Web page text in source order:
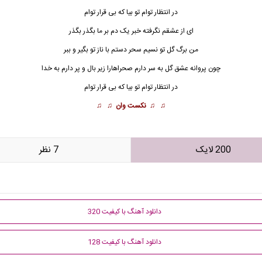
در انتظار توام تو بیا که بی قرار توام
ای از عشقم نگرفته خبر یک دم بر ما بگذر بگذر
من برگ گل تو نسیمسحر دستم با ناز تو بگیر و ببر
چون پروانه عشق گل به سر دارم صحراهارا زیر بال و پر دارم به خدا
در انتظار توام تو بیا که بی قرار توام
♫ ♫ نکست وان ♫ ♫
200 لایک 7 نظر
دانلود آهنگ با کیفیت 320
دانلود آهنگ با کیفیت 128